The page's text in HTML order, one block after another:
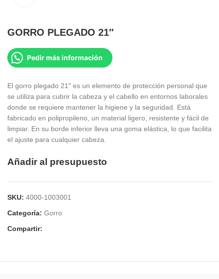
GORRO PLEGADO 21″
Pedir más información
El gorro plegado 21″ es un elemento de protección personal que
se utiliza para cubrir la cabeza y el cabello en entornos laborales
donde se requiere mantener la higiene y la seguridad. Está
fabricado en polipropileno, un material ligero, resistente y fácil de
limpiar. En su borde inferior lleva una goma elástica, lo que facilita
el ajuste para cualquier cabeza.
Añadir al presupuesto
SKU: 4000-1003001
Categoría: Gorro
Compartir: